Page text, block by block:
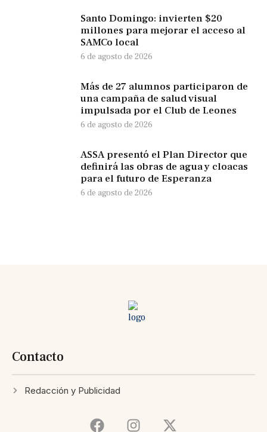
Santo Domingo: invierten $20
millones para mejorar el acceso al
SAMCo local
6 de agosto de 2026
Más de 27 alumnos participaron de
una campaña de salud visual
impulsada por el Club de Leones
6 de agosto de 2026
ASSA presentó el Plan Director que
definirá las obras de agua y cloacas
para el futuro de Esperanza
6 de agosto de 2026
Contacto
Redacción y Publicidad